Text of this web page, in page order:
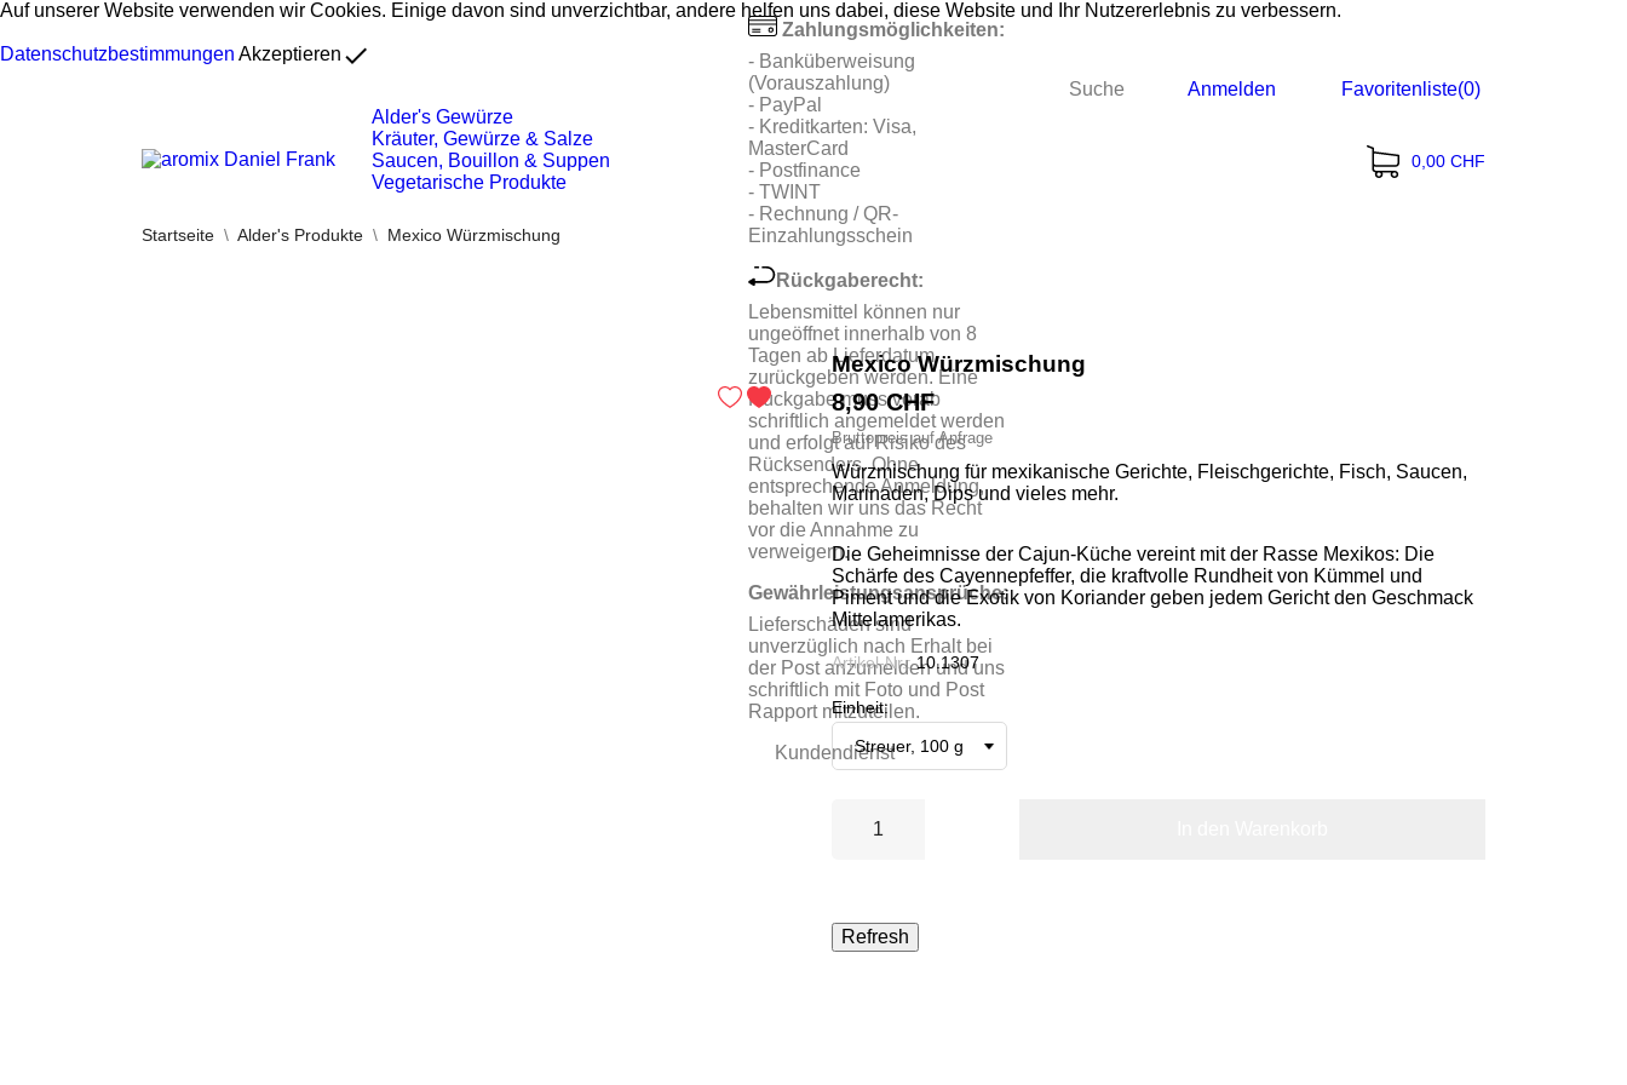
Auf unserer Website verwenden wir Cookies. Einige davon sind unverzichtbar, andere helfen uns dabei, diese Website und Ihr Nutzererlebnis zu verbessern.
Datenschutzbestimmungen Akzeptieren done
Zahlungsmöglichkeiten:
- Banküberweisung
(Vorauszahlung)
- PayPal
- Kreditkarten: Visa,
MasterCard
- Postfinance
- TWINT
- Rechnung / QR-
Einzahlungsschein
Rückgaberecht:
Lebensmittel können nur
ungeöffnet innerhalb von 8
Tagen ab Lieferdatum
zurückgeben werden. Eine
Rückgabe muss vorab
schriftlich angemeldet werden
und erfolgt auf Risiko des
Rücksenders. Ohne
entsprechende Anmeldung,
behalten wir uns das Recht
vor die Annahme zu
verweigern.
Gewährleistungsansprüche:
Lieferschäden sind
unverzüglich nach Erhalt bei
der Post anzumelden und uns
schriftlich mit Foto und Post
Rapport mitzuteilen.
Kundendienst
Suche Anmelden Favoritenliste(0)
Alder's Gewürze
Kräuter, Gewürze & Salze
Saucen, Bouillon & Suppen
Vegetarische Produkte
0,00 CHF
Startseite Alder's Produkte Mexico Würzmischung
Mexico Würzmischung
8,90 CHF
Bruttopreisauf Anfrage
Würzmischung für mexikanische Gerichte, Fleischgerichte, Fisch, Saucen,
Marinaden, Dips und vieles mehr.
Die Geheimnisse der Cajun-Küche vereint mit der Rasse Mexikos: Die
Schärfe des Cayennepfeffer, die kraftvolle Rundheit von Kümmel und
Piment und die Exotik von Koriander geben jedem Gericht den Geschmack
Mittelamerikas.
Artikel-Nr.: 10.1307
Einheit: